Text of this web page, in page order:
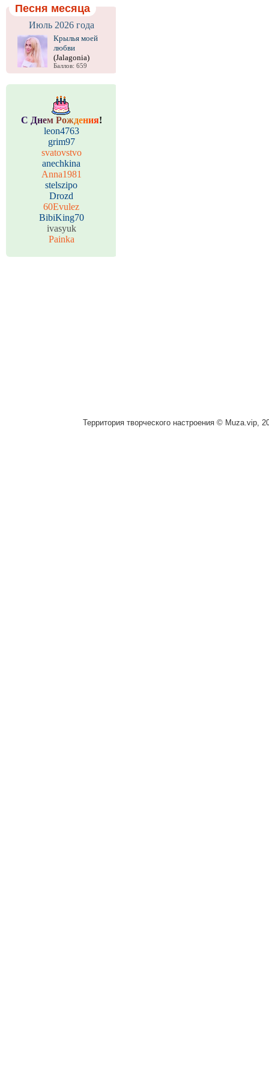
Песня месяца
Июль 2026 года
Крылья моей
любви
(Jalagonia)
Баллов: 659
С Днем Рождения!
leon4763
grim97
svatovstvo
anechkina
Anna1981
stelszipo
Drozd
60Evulez
BibiKing70
ivasyuk
Painka
Территория творческого настроения © Muza.vip,